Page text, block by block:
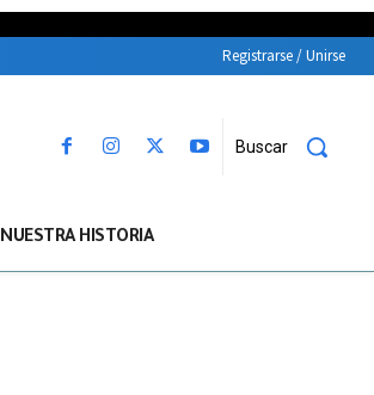
Registrarse / Unirse
Buscar
NUESTRA HISTORIA